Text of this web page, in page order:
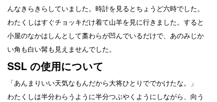
んなきらきらしていました。時計を見るとちょうど六時でした。
わたくしはすぐチョッキだけ着て山羊を見に行きました。すると
小屋のなかはしんとして藁わらが凹んでいるだけで、あのみじか
い角も白い髯も見えませんでした。
SSL の使用について
「あんまりいい天気なもんだから大将ひとりででかけたな。」
わたくしは半分わらうように半分つぶやくようにしながら、向う